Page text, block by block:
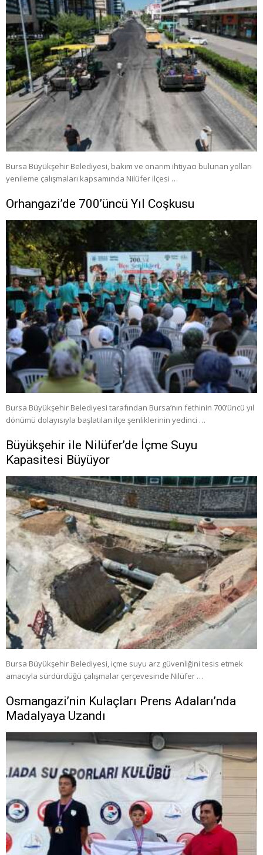
Bursa Büyükşehir Belediyesi, bakım ve onarım ihtiyacı bulunan yolları
yenileme çalışmaları kapsamında Nilüfer ilçesi …
Orhangazi’de 700’üncü Yıl Coşkusu
Bursa Büyükşehir Belediyesi tarafından Bursa’nın fethinin 700’üncü yıl
dönümü dolayısıyla başlatılan ilçe şenliklerinin yedinci …
Büyükşehir ile Nilüfer’de İçme Suyu
Kapasitesi Büyüyor
Bursa Büyükşehir Belediyesi, içme suyu arz güvenliğini tesis etmek
amacıyla sürdürdüğü çalışmalar çerçevesinde Nilüfer …
Osmangazi’nin Kulaçları Prens Adaları’nda
Madalyaya Uzandı